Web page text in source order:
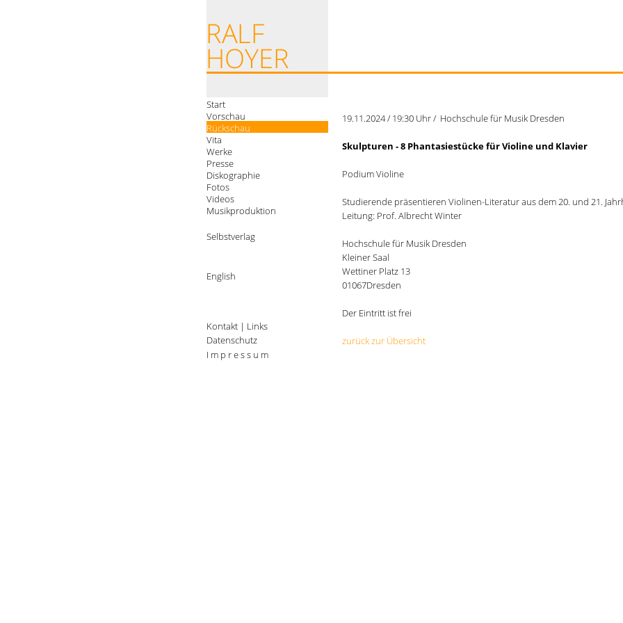
Start
Vorschau
Rückschau
Vita
Werke
Presse
Diskographie
Fotos
Videos
Musikproduktion
Selbstverlag
English
19.11.2024 / 19:30 Uhr / Hochschule für Musik Dresden
Skulpturen - 8 Phantasiestücke für Violine und Klavier
Podium Violine
Studierende präsentieren Violinen-Literatur aus dem 20. und 21.
Leitung: Prof. Albrecht Winter
Hochschule für Musik Dresden
Kleiner Saal
Wettiner Platz 13
01067Dresden
Der Eintritt ist frei
zurück zur Übersicht
Kontakt | Links
Datenschutz
I m p r e s s u m